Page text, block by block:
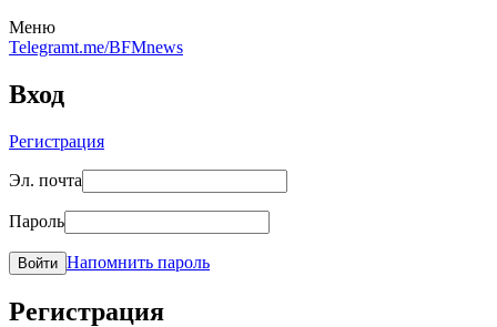
Меню
Telegramt.me/BFMnews
Вход
Регистрация
Эл. почта
Пароль
Войти Напомнить пароль
Регистрация